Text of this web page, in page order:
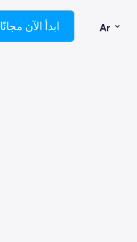
ابدأ الآن مجانًا Ar ⌄